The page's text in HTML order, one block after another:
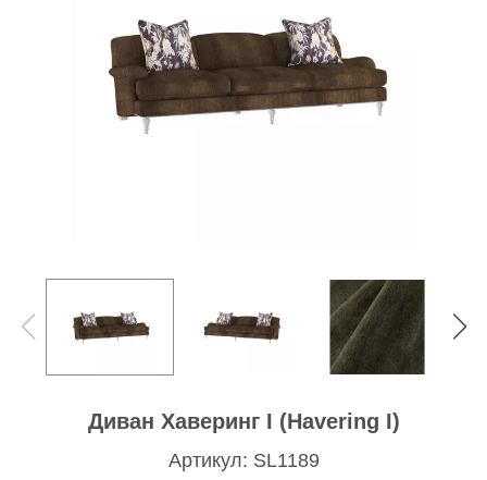
Диван Хаверинг I (Havering I)
Артикул: SL1189